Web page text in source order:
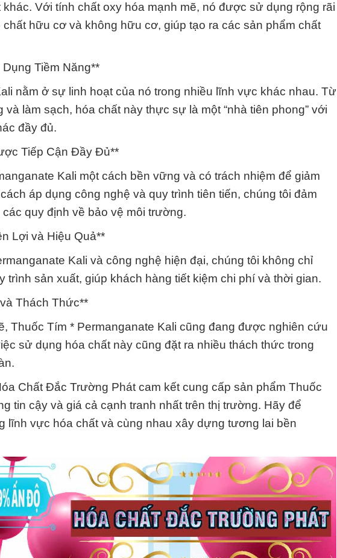
Với tính chất oxy hóa mạnh mẽ, nó được sử dụng rộng rãi
hữu cơ và không hữu cơ, giúp tạo ra các sản phẩm chất
Tiềm Năng**
nằm ở sự linh hoạt của nó trong nhiều lĩnh vực khác nhau. Từ
làm sạch, hóa chất này thực sự là một “nhà tiên phong” với
đầy đủ.
Tiếp Cận Đầy Đủ**
Kali một cách bền vững và có trách nhiệm để giảm
áp dụng công nghệ và quy trình tiên tiến, chúng tôi đảm
quy định về bảo vệ môi trường.
Lợi và Hiệu Quả**
Kali và công nghệ hiện đại, chúng tôi không chỉ
sản xuất, giúp khách hàng tiết kiệm chi phí và thời gian.
Thách Thức**
Thuốc Tím * Permanganate Kali cũng đang được nghiên cứu
sử dụng hóa chất này cũng đặt ra nhiều thách thức trong
Chất Đắc Trường Phát cam kết cung cấp sản phẩm Thuốc
tin cậy và giá cả cạnh tranh nhất trên thị trường. Hãy để
lĩnh vực hóa chất và cùng nhau xây dựng tương lai bền